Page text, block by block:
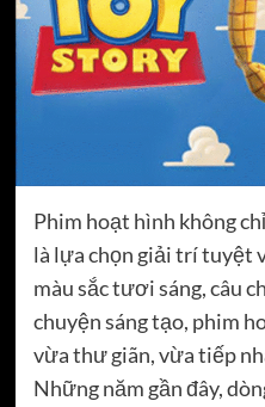
Phim hoạt hình không
là lựa chọn giải trí tuyệt
màu sắc tươi sáng, câu
chuyện sáng tạo, phim
vừa thư giãn, vừa tiếp
Những năm gần đây,